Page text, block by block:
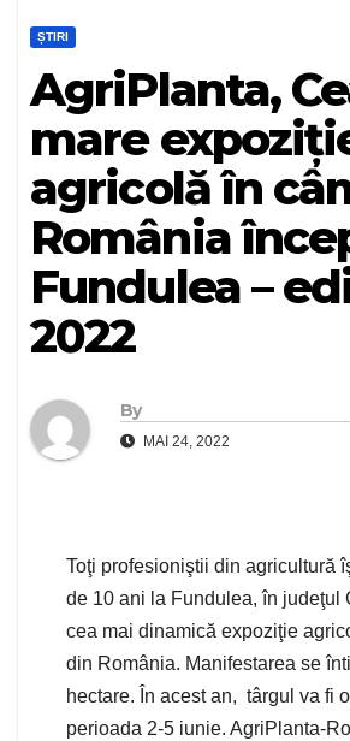
ȘTIRI
AgriPlanta,
mare
agricolă în
România
Fundulea –
2022
By
MAI 24, 2022
Toţi profesioniştii din agricultură
de 10 ani la Fundulea, în judeţul
cea mai dinamică expoziţie
din România. Manifestarea se
hectare. În acest an, târgul va fi
perioada 2-5 iunie. AgriPlanta-